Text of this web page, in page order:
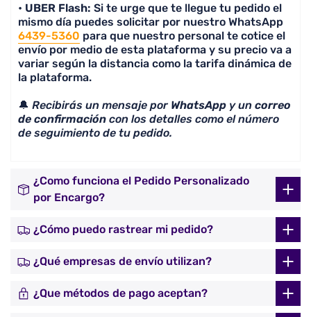
• UBER Flash: Si te urge que te llegue tu pedido el
mismo día puedes solicitar por nuestro WhatsApp
6439-5360 para que nuestro personal te cotice el
envío por medio de esta plataforma y su precio va a
variar según la distancia como la tarifa dinámica de
la plataforma.
🔔 Recibirás un mensaje por WhatsApp y un correo
de confirmación con los detalles como el número
de seguimiento de tu pedido.
¿Como funciona el Pedido Personalizado
por Encargo?
¿Cómo puedo rastrear mi pedido?
¿Qué empresas de envío utilizan?
¿Que métodos de pago aceptan?